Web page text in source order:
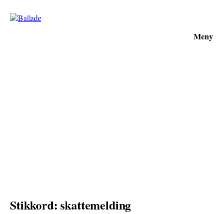
Meny
Stikkord: skattemelding